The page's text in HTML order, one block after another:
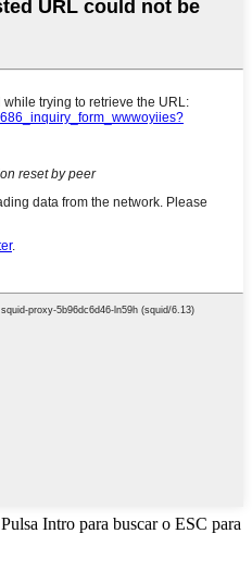
Pulsa Intro para buscar o ESC para